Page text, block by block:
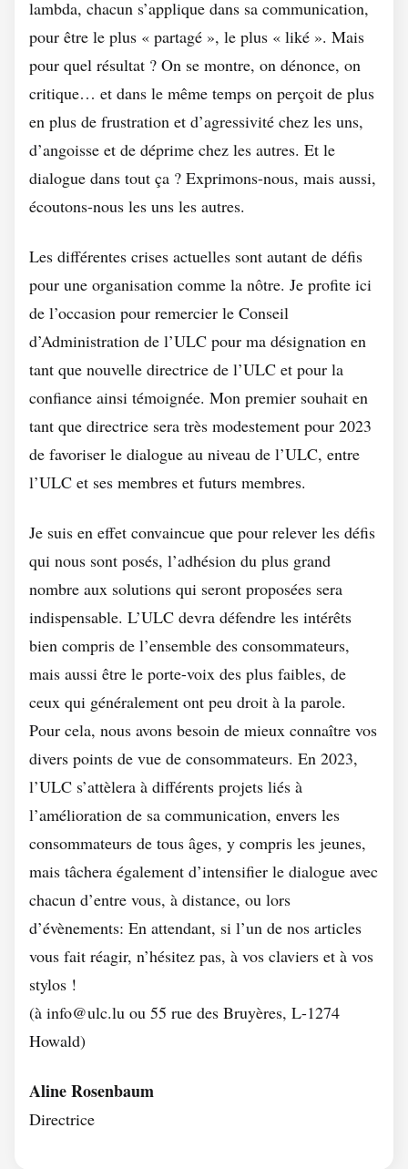
lambda, chacun s’applique dans sa communication,
pour être le plus « partagé », le plus « liké ». Mais
pour quel résultat ? On se montre, on dénonce, on
critique… et dans le même temps on perçoit de plus
en plus de frustration et d’agressivité chez les uns,
d’angoisse et de déprime chez les autres. Et le
dialogue dans tout ça ? Exprimons-nous, mais aussi,
écoutons-nous les uns les autres.
Les différentes crises actuelles sont autant de défis
pour une organisation comme la nôtre. Je profite ici
de l’occasion pour remercier le Conseil
d’Administration de l’ULC pour ma désignation en
tant que nouvelle directrice de l’ULC et pour la
confiance ainsi témoignée. Mon premier souhait en
tant que directrice sera très modestement pour 2023
de favoriser le dialogue au niveau de l’ULC, entre
l’ULC et ses membres et futurs membres.
Je suis en effet convaincue que pour relever les défis
qui nous sont posés, l’adhésion du plus grand
nombre aux solutions qui seront proposées sera
indispensable. L’ULC devra défendre les intérêts
bien compris de l’ensemble des consommateurs,
mais aussi être le porte-voix des plus faibles, de
ceux qui généralement ont peu droit à la parole.
Pour cela, nous avons besoin de mieux connaître vos
divers points de vue de consommateurs. En 2023,
l’ULC s’attèlera à différents projets liés à
l’amélioration de sa communication, envers les
consommateurs de tous âges, y compris les jeunes,
mais tâchera également d’intensifier le dialogue avec
chacun d’entre vous, à distance, ou lors
d’évènements: En attendant, si l’un de nos articles
vous fait réagir, n’hésitez pas, à vos claviers et à vos
stylos !
(à info@ulc.lu ou 55 rue des Bruyères, L-1274
Howald)
Aline Rosenbaum
Directrice